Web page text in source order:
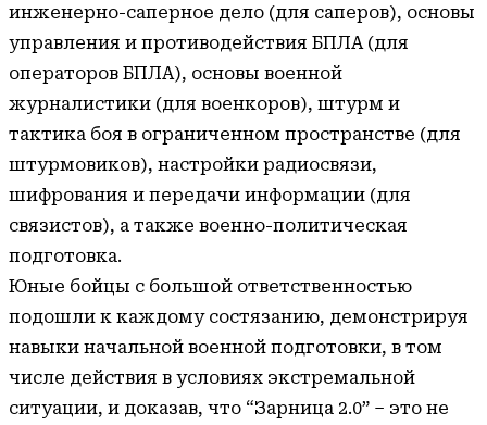
инженерно-саперное дело (для саперов), основы
управления и противодействия БПЛА (для
операторов БПЛА), основы военной
журналистики (для военкоров), штурм и
тактика боя в ограниченном пространстве (для
штурмовиков), настройки радиосвязи,
шифрования и передачи информации (для
связистов), а также военно-политическая
подготовка.
Юные бойцы с большой ответственностью
подошли к каждому состязанию, демонстрируя
навыки начальной военной подготовки, в том
числе действия в условиях экстремальной
ситуации, и доказав, что “Зарница 2.0” – это не